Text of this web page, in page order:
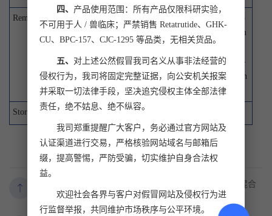
Remark:
Every peptide in the peptide pools contains 15
amino-acid peptides spanning the complete am
peptides of this product are supplied as freeze-
dried trifluoroacetate salts. For research use on
ly.
Storage conditions: Store at - 20°C
Monkeypox virus IMV membrane protein(M1R) 混合
肽库(Offset 8)
四、 产品使用范围：所有产品仅限科研实验，
不可用于人 / 兽临床；严禁销售 Retatrutide、GHK-
CU、BPC-157、CJC-1295 等品类，无相关货品。
五、 对上述公然假冒我司名义从事非法经营的
侵权行为，我司将固定完整证据，向公安机关报案
并采取一切法律手段，坚决追究侵权主体全部法律
责任，绝不姑息、绝不纵容。
我司郑重提醒广大客户，务必通过官方网站及
认证渠道进行交易，严格核验网站域名与邮箱后
缀，提高警惕，严防受骗，切实维护自身合法权
益。
欢迎社会各界与客户对假冒网站及侵权行为进
行监督举报，共同维护市场秩序与公平环境。